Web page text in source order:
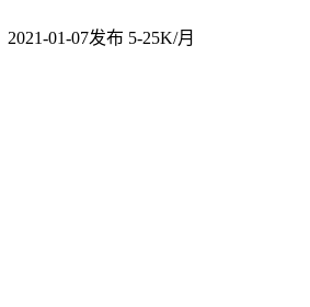
2021-01-07发布 5-25K/月